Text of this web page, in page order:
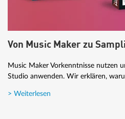
Von Music Maker zu
Music Maker Vorkenntnisse nutzen
Studio anwenden. Wir erklären,
> Weiterlesen